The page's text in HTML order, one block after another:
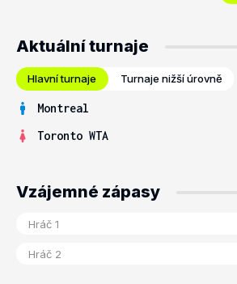
Aktuální turnaje
Hlavní turnaje Turnaje nižší úrovně
Montreal
Toronto WTA
Vzájemné zápasy